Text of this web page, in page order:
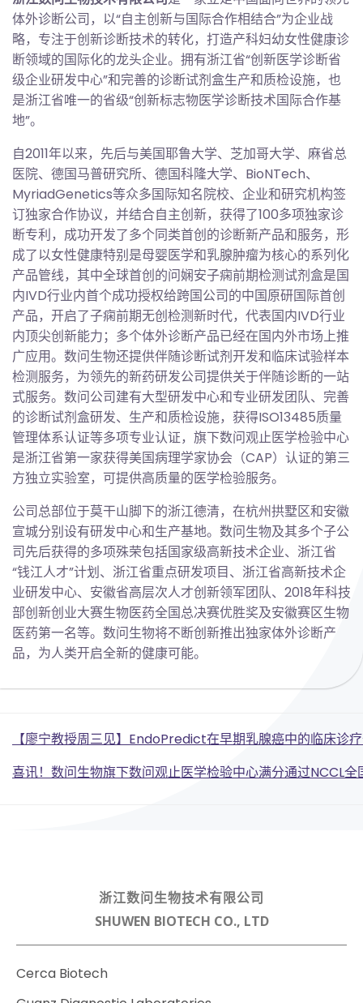
体外诊断公司，以“自主创新与国际合作相结合”为企业战
略，专注于创新诊断技术的转化，打造产科妇幼女性健康诊
断领域的国际化的龙头企业。拥有浙江省“创新医学诊断省
级企业研发中心”和完善的诊断试剂盒生产和质检设施，也
是浙江省唯一的省级“创新标志物医学诊断技术国际合作基
地”。
自2011年以来，先后与美国耶鲁大学、芝加哥大学、麻省总
医院、德国马普研究所、德国科隆大学、BioNTech、
MyriadGenetics等众多国际知名院校、企业和研究机构签
订独家合作协议，并结合自主创新，获得了100多项独家诊
断专利，成功开发了多个同类首创的诊断新产品和服务，形
成了以女性健康特别是母婴医学和乳腺肿瘤为核心的系列化
产品管线，其中全球首创的问娴安子痫前期检测试剂盒是国
内IVD行业内首个成功授权给跨国公司的中国原研国际首创
产品，开启了子痫前期无创检测新时代，代表国内IVD行业
内顶尖创新能力；多个体外诊断产品已经在国内外市场上推
广应用。数问生物还提供伴随诊断试剂开发和临床试验样本
检测服务，为领先的新药研发公司提供关于伴随诊断的一站
式服务。数问公司建有大型研发中心和专业研发团队、完善
的诊断试剂盒研发、生产和质检设施，获得ISO13485质量
管理体系认证等多项专业认证，旗下数问观止医学检验中心
是浙江省第一家获得美国病理学家协会（CAP）认证的第三
方独立实验室，可提供高质量的医学检验服务。
公司总部位于莫干山脚下的浙江德清，在杭州拱墅区和安徽
宣城分别设有研发中心和生产基地。数问生物及其多个子公
司先后获得的多项殊荣包括国家级高新技术企业、浙江省
“钱江人才”计划、浙江省重点研发项目、浙江省高新技术企
业研发中心、安徽省高层次人才创新领军团队、2018年科技
部创新创业大赛生物医药全国总决赛优胜奖及安徽赛区生物
医药第一名等。数问生物将不断创新推出独家体外诊断产
品，为人类开启全新的健康可能。
Post
navigation
【廖宁教授周三见】EndoPredict在早期乳腺癌中的临床诊
Post
喜讯！数问生物旗下数问观止医学检验中心满分通过NCCL全
浙江数问生物技术有限公司
SHUWEN BIOTECH CO., LTD
Cerca Biotech